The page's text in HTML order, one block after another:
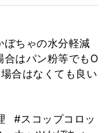
ぼちゃの水分軽減
合はパン粉等でもO
合はなくても良い
#スコップコロッ